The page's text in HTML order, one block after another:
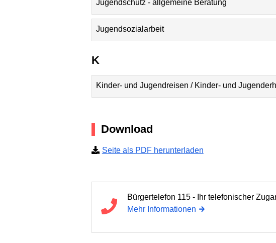
Jugendschutz - allgemeine Beratung
Jugendsozialarbeit
K
Kinder- und Jugendreisen / Kinder- und
Download
Seite als PDF herunterladen
Bürgertelefon 115 - Ihr telefonischer
Mehr Informationen